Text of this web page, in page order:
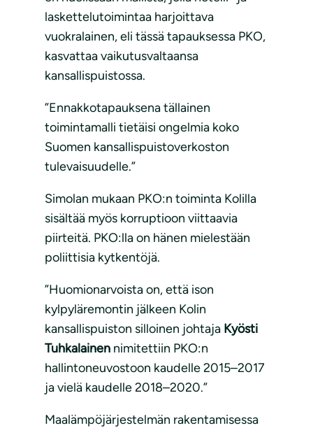
laskettelutoimintaa harjoittava
vuokralainen, eli tässä tapauksessa PKO,
kasvattaa vaikutusvaltaansa
kansallispuistossa.
”Ennakkotapauksena tällainen
toimintamalli tietäisi ongelmia koko
Suomen kansallispuistoverkoston
tulevaisuudelle.”
Simolan mukaan PKO:n toiminta Kolilla
sisältää myös korruptioon viittaavia
piirteitä. PKO:lla on hänen mielestään
poliittisia kytkentöjä.
”Huomionarvoista on, että ison
kylpyläremontin jälkeen Kolin
kansallispuiston silloinen johtaja Kyösti
Tuhkalainen nimitettiin PKO:n
hallintoneuvostoon kaudelle 2015–2017
ja vielä kaudelle 2018–2020.”
Maalämpöjärjestelmän rakentamisessa